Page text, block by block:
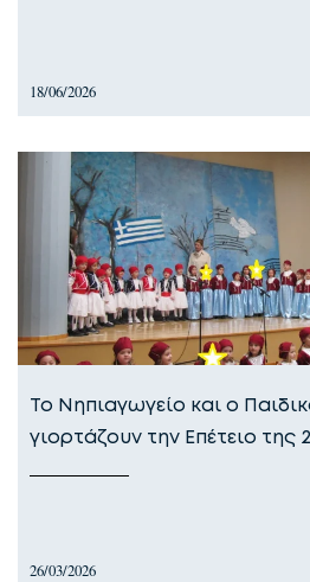
18/06/2026
Το Νηπιαγωγείο και ο
γιορτάζουν την Επέτειο της
26/03/2026